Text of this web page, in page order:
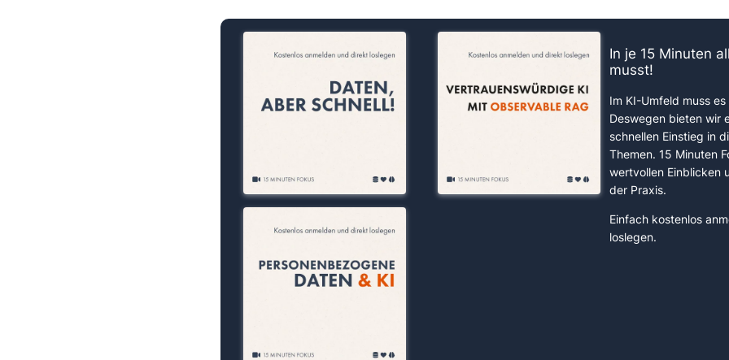
In je 15 Minuten
musst!
Im KI-Umfeld muss
Deswegen bieten wir
schnellen Einstieg in
Themen. 15 Minuten
wertvollen Einblicken
der Praxis.
Einfach kostenlos
loslegen.